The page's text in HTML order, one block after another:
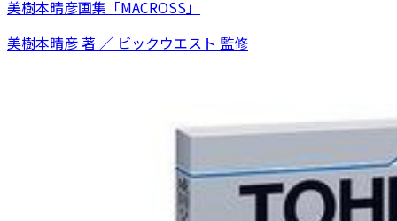
美樹本晴彦画集「MACROSS」
美樹本晴彦 著 ／ ビックウエスト 監修